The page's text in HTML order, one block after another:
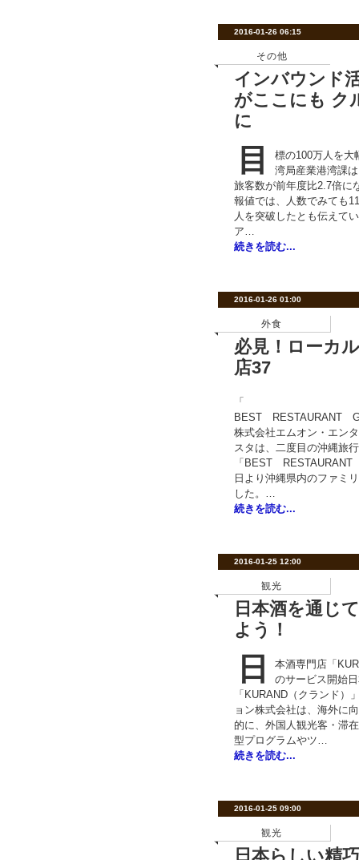
2016-01-26 06:15
その他
インバウンド
がここにも ク
に
目
標の100万人を大
湾局産業港湾課
旅客数が前年度比2.7倍に
報値では、人数でみても
人を突破したとも伝えて
ア…
続きを読む...
2016-01-26 01:00
外食
必見！ローカ
店37
「
BEST RESTAURANT
株式会社エムオン・エン
スタは、二度目の沖縄旅
「BEST
日より沖縄県内のファミ
した。…
続きを読む...
2016-01-25 12:00
観光
日本酒を通じ
よう！
日
本酒専門店「
のサービス開始
「KURAND（クランド）
ョン株式会社は、海外に
的に、外国人観光客・滞
型プログラムやツ…
続きを読む...
2016-01-25 09:00
観光
日本らしい精